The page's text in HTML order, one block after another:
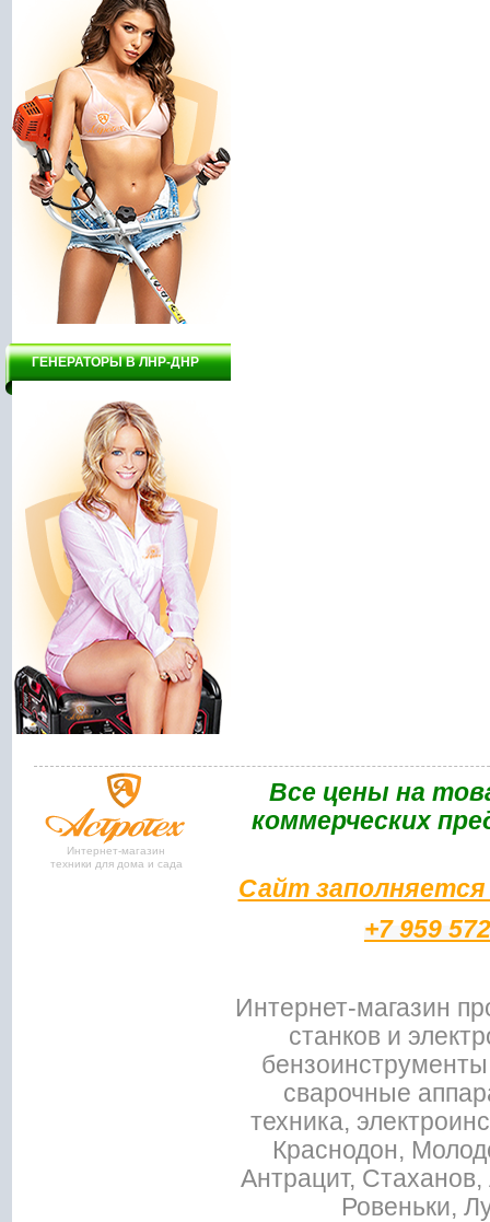
ГЕНЕРАТОРЫ В ЛНР-ДНР
Интернет-магазин
техники для дома и сада
Bce цены на
коммерческих
Сайт
+7 959
Интернет-магазин
станков и
сварочные
техника,
Краснодон,
Антрацит,
Ровеньки,